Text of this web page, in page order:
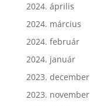
2024. április
2024. március
2024. február
2024. január
2023. december
2023. november